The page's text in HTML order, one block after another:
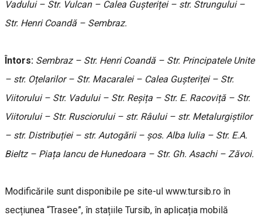
Vadului – Str. Vulcan – Calea Gușteriței – str. Strungului –
Str. Henri Coandă – Sembraz.
Întors: Sembraz – Str. Henri Coandă – Str. Principatele Unite
– str. Oțelarilor – Str. Macaralei – Calea Gușteriței – Str.
Viitorului – Str. Vadului – Str. Reșița – Str. E. Racoviță – Str.
Viitorului – Str. Rusciorului – str. Râului – str. Metalurgiștilor
– str. Distribuției – str. Autogării – șos. Alba Iulia – Str. E.A.
Bieltz – Piața Iancu de Hunedoara – Str. Gh. Asachi – Zăvoi.
Modificările sunt disponibile pe site-ul www.tursib.ro în
secțiunea “Trasee”, în stațiile Tursib, în aplicația mobilă